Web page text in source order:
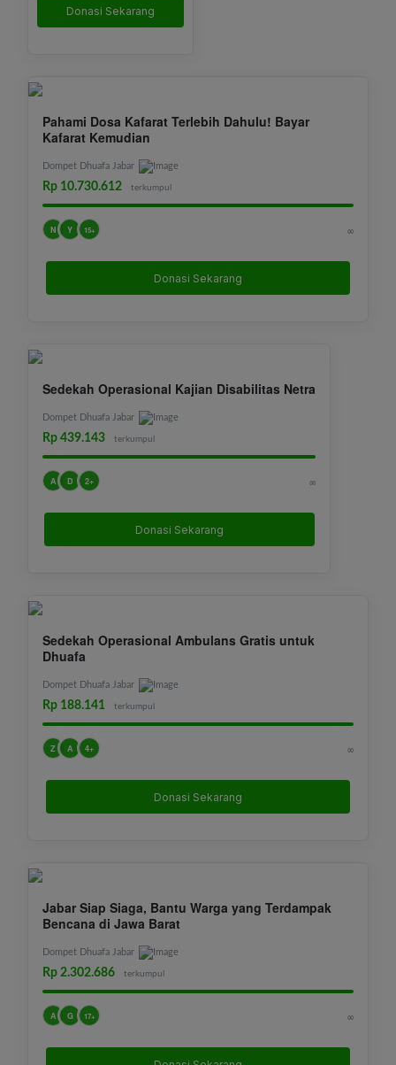
Donasi Sekarang
Pahami Dosa Kafarat Terlebih Dahulu! Bayar
Kafarat Kemudian
Dompet Dhuafa Jabar
Rp 10.730.612 terkumpul
N Y 15+ ∞
Donasi Sekarang
Sedekah Operasional Kajian Disabilitas Netra
Dompet Dhuafa Jabar
Rp 439.143 terkumpul
A D 2+ ∞
Donasi Sekarang
Sedekah Operasional Ambulans Gratis untuk
Dhuafa
Dompet Dhuafa Jabar
Rp 188.141 terkumpul
Z A 4+ ∞
Donasi Sekarang
Jabar Siap Siaga, Bantu Warga yang Terdampak
Bencana di Jawa Barat
Dompet Dhuafa Jabar
Rp 2.302.686 terkumpul
A G 17+ ∞